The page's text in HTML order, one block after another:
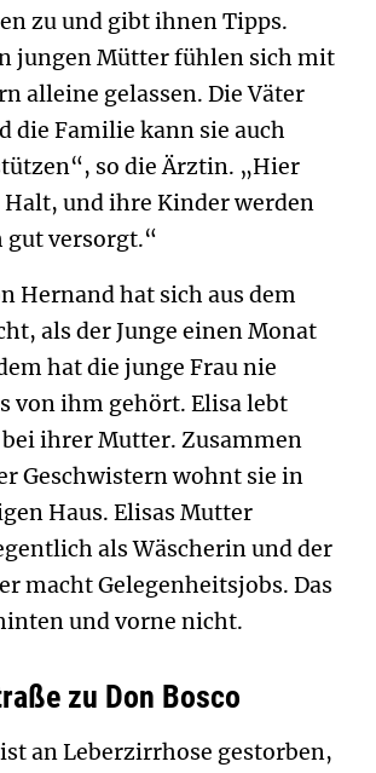
zu und gibt ihnen Tipps.
jungen Mütter fühlen sich mit
alleine gelassen. Die Väter
die Familie kann sie auch
so die Ärztin. „Hier
und ihre Kinder werden
versorgt.“
Hernand hat sich aus dem
als der Junge einen Monat
hat die junge Frau nie
von ihm gehört. Elisa lebt
ihrer Mutter. Zusammen
Geschwistern wohnt sie in
Haus. Elisas Mutter
als Wäscherin und der
macht Gelegenheitsjobs. Das
und vorne nicht.
zu Don Bosco
an Leberzirrhose gestorben,